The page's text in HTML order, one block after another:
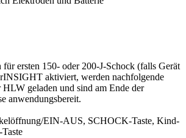
für ersten 150- oder 200-J-Schock (falls Gerät
aktiviert, werden nachfolgende
HLW geladen und sind am Ende der
anwendungsbereit.
EIN-AUS, SCHOCK-Taste, Kind-